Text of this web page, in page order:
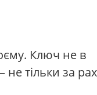
Ключ не в
тільки за